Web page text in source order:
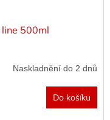
line 500ml
Naskladnění do 2 dnů
Do košíku